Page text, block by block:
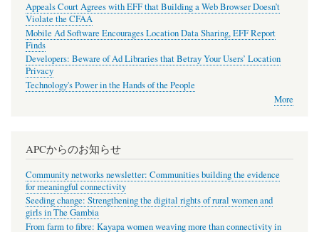
Appeals Court Agrees with EFF that Building a Web Browser Doesn’t
Violate the CFAA
Mobile Ad Software Encourages Location Data Sharing, EFF Report
Finds
Developers: Beware of Ad Libraries that Betray Your Users’ Location
Privacy
Technology's Power in the Hands of the People
More
APCからのお知らせ
Community networks newsletter: Communities building the evidence
for meaningful connectivity
Seeding change: Strengthening the digital rights of rural women and
girls in The Gambia
From farm to fibre: Kayapa women weaving more than connectivity in